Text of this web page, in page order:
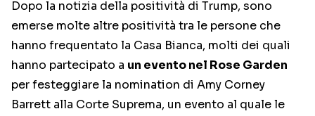
Dopo la notizia della positività di Trump, sono
emerse molte altre positività tra le persone che
hanno frequentato la Casa Bianca, molti dei quali
hanno partecipato a un evento nel Rose Garden
per festeggiare la nomination di Amy Corney
Barrett alla Corte Suprema, un evento al quale le